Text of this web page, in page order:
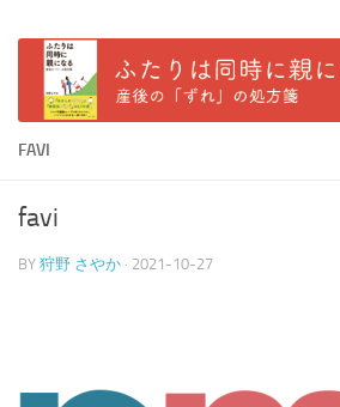
FAVI
favi
BY 狩野 さやか · 2021-10-27